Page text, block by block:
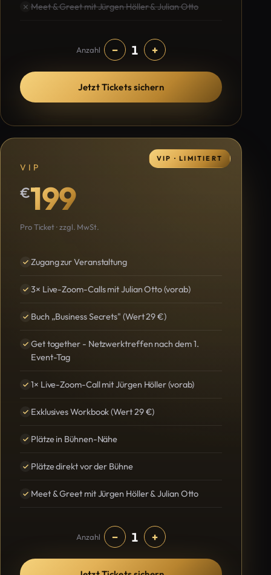
Meet & Greet mit Jürgen Höller & Julian Otto
Anzahl − 1 +
Jetzt Tickets sichern
VIP · LIMITIERT
VIP
€199
Pro Ticket · zzgl. MwSt.
Zugang zur Veranstaltung
3× Live-Zoom-Calls mit Julian Otto (vorab)
Buch „Business Secrets" (Wert 29 €)
Get together - Netzwerktreffen nach dem 1.
Event-Tag
1× Live-Zoom-Call mit Jürgen Höller (vorab)
Exklusives Workbook (Wert 29 €)
Plätze in Bühnen-Nähe
Plätze direkt vor der Bühne
Meet & Greet mit Jürgen Höller & Julian Otto
Anzahl − 1 +